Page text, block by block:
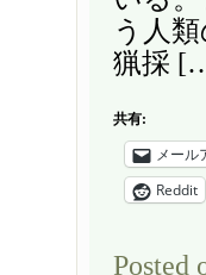
う人
猟採
共有:
メール
Reddit
Posted